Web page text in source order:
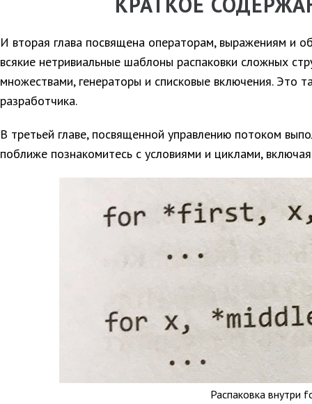
И вторая глава посвящена операторам, выражениям и
всякие нетривиальные шаблоны распаковки сложных
множествами, генераторы и списковые включения. Это
разработчика.
В третьей главе, посвященной управлению потоком
поближе познакомитесь с условиями и циклами,
Распаковка внутри